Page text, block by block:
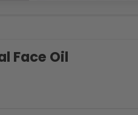
Face Oil